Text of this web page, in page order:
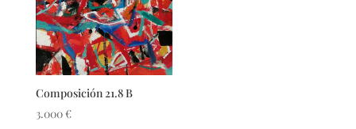
Composición 21.8 B
3.000 €